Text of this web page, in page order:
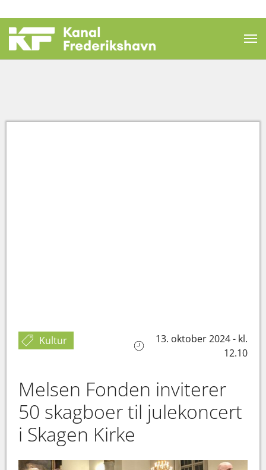
Kultur
13. oktober 2024 - kl.
12.10
Melsen Fonden inviterer
50 skagboer til julekoncert
i Skagen Kirke